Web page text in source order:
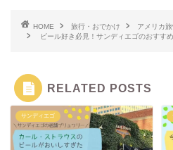
HOME 旅行・おでかけ アメリカ
ビール好き必見！サンディエゴのおすす
RELATED POSTS
サンディエゴ